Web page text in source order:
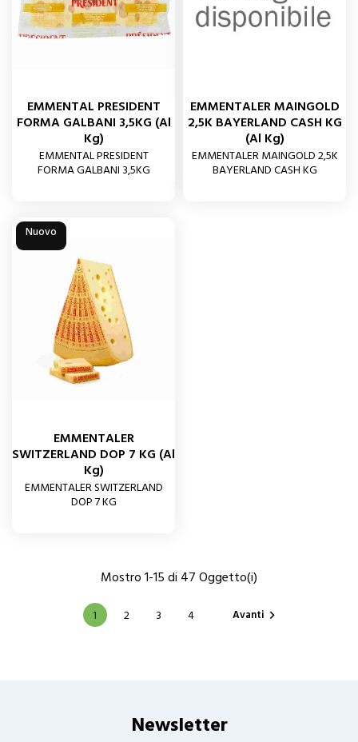
EMMENTAL PRESIDENT
FORMA GALBANI 3,5KG (al
Kg)
EMMENTAL PRESIDENT
FORMA GALBANI 3,5KG
EMMENTALER MAINGOLD
2,5K BAYERLAND CASH KG
(al Kg)
EMMENTALER MAINGOLD 2,5K
BAYERLAND CASH KG
Nuovo
EMMENTALER
SWITZERLAND DOP 7 KG (al
Kg)
EMMENTALER SWITZERLAND
DOP 7 KG
Mostro 1-15 di 47 Oggetto(i)
1 2 3 4 Avanti 
Newsletter